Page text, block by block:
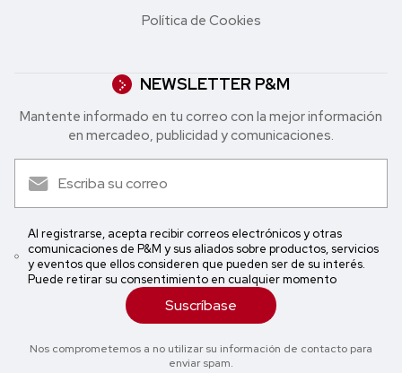
Política de Cookies
NEWSLETTER P&M
Mantente informado en tu correo con la mejor in formación
en mercadeo, publicidad y comunicaciones.
Al registrarse, acepta recibir correos electrónicos y otras
comunicaciones de P&M y sus aliados sobre productos, servicios
y eventos que ellos consideren que pueden ser de su interés.
Puede retirar su consentimiento en cualquier momento
Suscríbase
Nos comprometemos a no utilizar su información de contacto para
enviar spam.